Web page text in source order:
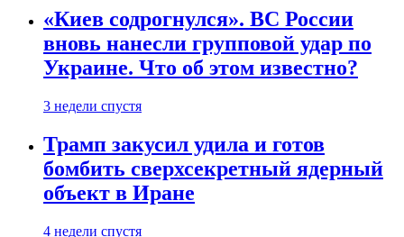
«Киев содрогнулся». ВС России
вновь нанесли групповой удар по
Украине. Что об этом известно?
3 недели спустя
Трамп закусил удила и готов
бомбить сверхсекретный ядерный
объект в Иране
4 недели спустя